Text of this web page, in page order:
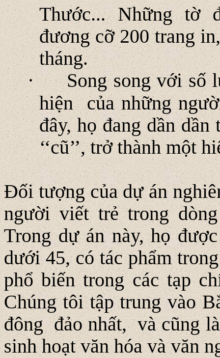
Thước... Những tờ
đương cỡ 200 trang
tháng.
·
Song song với số
hiện của những
đây, họ đang dần
‘‘cũ’’, trở thành một
Ðối tượng của dự án
người viết trẻ trong
Trong dự án này, họ
dưới 45, có tác phẩm
phổ biến trong các tạp
Chúng tôi tập trung vào
đông đảo nhất, và cũng
sinh hoạt văn hóa và văn